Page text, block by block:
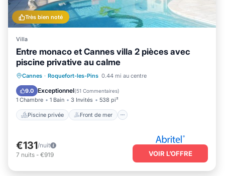
Très bien noté
Villa
Entre monaco et Cannes villa 2 pièces avec
piscine privative au calme
Cannes · Roquefort-les-Pins 0.44 mi au centre
9.0 Exceptionnel(51 Commentaires)
1 Chambre 1 Bain 3 Invités 538 pi²
Piscine privée Front de mer
Piscine privée
Front de mer
Cheminée/Chauffage
€131/nuit
7 nuits - €919 VOIR L’OFFRE